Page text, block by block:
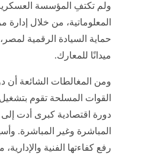
ولم تكتفِ المؤسسة العسكرية
المعلوماتية، من خلال
حماية السيادة الرقمية
ميدانًا للمعارك.
ومن المغالطات الشائعة أن
القوات المسلحة تقوم
دورة اقتصادية كبرى أدت
المباشرة وغير المباشرة.
رفع كفاءتها الفنية